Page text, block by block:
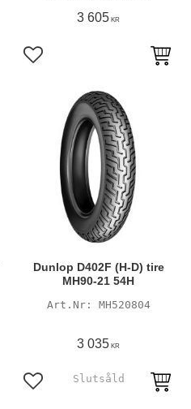
3 605 KR
Lägg till i favoriter
Dunlop D402F (H-D) tire
MH90-21 54H
MH520804
3 035 KR
Lägg till i favoriter